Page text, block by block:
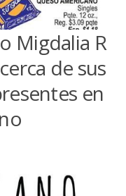
Migdalia R
de sus
en